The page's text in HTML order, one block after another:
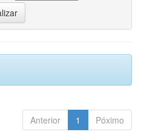
Anterior 1 Póximo